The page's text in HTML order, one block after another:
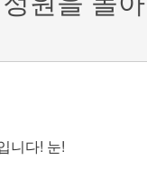
니다! 눈!